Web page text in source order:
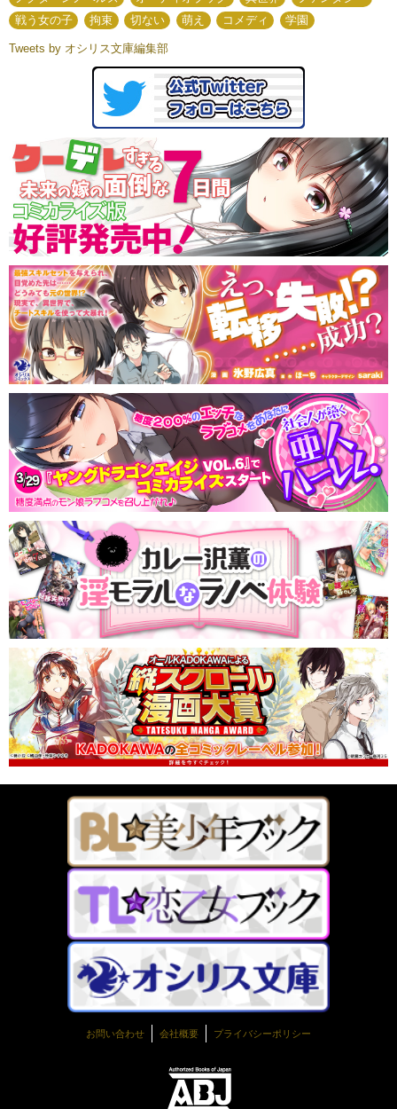
戦う女の子
拘束 切ない 萌え コメディ 学園
Tweets by オシリス文庫編集部
お問い合わせ 会社概要 プライバシーポリシー